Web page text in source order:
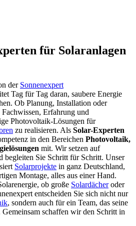
für Solaranlagen
der Sonnenexpert
Tag für Tag daran, saubere Energie
Ob Planung, Installation oder
Erfahrung und
Photovoltaik-Lösungen für
zu realisieren. Als Solar-Experten
in den Bereichen Photovoltaik,
mit. Wir setzen auf
begleiten Sie Schritt für Schritt. Unser
Solarprojekte in ganz Deutschland,
Montage, alles aus einer Hand.
ob große Solardächeroder
entscheiden Sie sich nicht nur
, sondern auch für ein Team, das seine
schaffen wir den Schritt in